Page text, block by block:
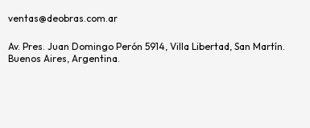
ventas@deobras.com.ar
Av. Pres. Juan Domingo Perón 5914, Villa Libertad, San Martín.
Buenos Aires, Argentina.